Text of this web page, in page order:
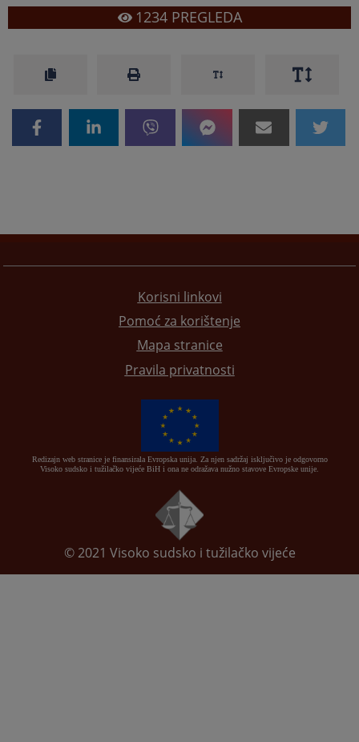
1234PREGLEDA
Korisni linkovi
Pomoć za korištenje
Mapa stranice
Pravila privatnosti
Redizajn web stranice je finansirala Evropska unija. Za njen sadržaj isključivo je odgovorno
Visoko sudsko i tužilačko vijeće BiH i ona ne odražava nužno stavove Evropske unije.
© 2021 Visoko sudsko i tužilačko vijeće